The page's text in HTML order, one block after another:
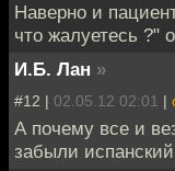
Наверно и
что жалуетесь ?"
И.Б. Лан »
#12 | 02.05.12 02:01 |
А почему все и
забыли